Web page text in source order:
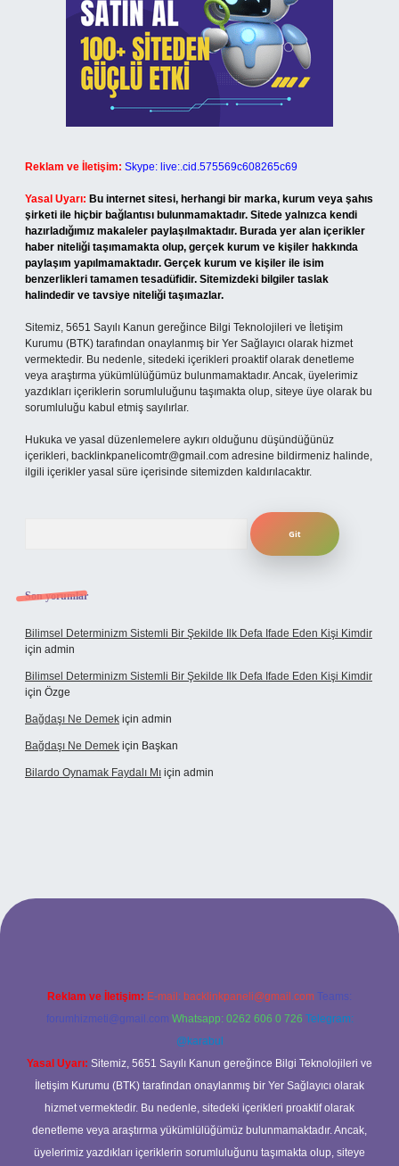
Reklam ve İletişim: Skype: live:.cid.575569c608265c69
Yasal Uyarı: Bu internet sitesi, herhangi bir marka, kurum veya şahıs
şirketi ile hiçbir bağlantısı bulunmamaktadır. Sitede yalnızca kendi
hazırladığımız makaleler paylaşılmaktadır. Burada yer alan içerikler
haber niteliği taşımamakta olup, gerçek kurum ve kişiler hakkında
paylaşım yapılmamaktadır. Gerçek kurum ve kişiler ile isim
benzerlikleri tamamen tesadüfidir. Sitemizdeki bilgiler taslak
halindedir ve tavsiye niteliği taşımazlar.
Sitemiz, 5651 Sayılı Kanun gereğince Bilgi Teknolojileri ve İletişim
Kurumu (BTK) tarafından onaylanmış bir Yer Sağlayıcı olarak hizmet
vermektedir. Bu nedenle, sitedeki içerikleri proaktif olarak denetleme
veya araştırma yükümlülüğümüz bulunmamaktadır. Ancak, üyelerimiz
yazdıkları içeriklerin sorumluluğunu taşımakta olup, siteye üye olarak bu
sorumluluğu kabul etmiş sayılırlar.
Hukuka ve yasal düzenlemelere aykırı olduğunu düşündüğünüz
içerikleri, backlinkpanelicomtr@gmail.com adresine bildirmeniz halinde,
ilgili içerikler yasal süre içerisinde sitemizden kaldırılacaktır.
Son yorumlar
Bilimsel Determinizm Sistemli Bir Şekilde Ilk Defa Ifade Eden Kişi Kimdir
için admin
Bilimsel Determinizm Sistemli Bir Şekilde Ilk Defa Ifade Eden Kişi Kimdir
için Özge
Bağdaşı Ne Demek için admin
Bağdaşı Ne Demek için Başkan
Bilardo Oynamak Faydalı Mı için admin
bahis sitesi
Reklam ve İletişim: E-mail: backlinkpaneli@gmail.com Teams:
forumhizmeti@gmail.com Whatsapp: 0262 606 0 726 Telegram:
@karabul
Yasal Uyarı: Sitemiz, 5651 Sayılı Kanun gereğince Bilgi Teknolojileri ve
İletişim Kurumu (BTK) tarafından onaylanmış bir Yer Sağlayıcı olarak
hizmet vermektedir. Bu nedenle, sitedeki içerikleri proaktif olarak
denetleme veya araştırma yükümlülüğümüz bulunmamaktadır. Ancak,
üyelerimiz yazdıkları içeriklerin sorumluluğunu taşımakta olup, siteye